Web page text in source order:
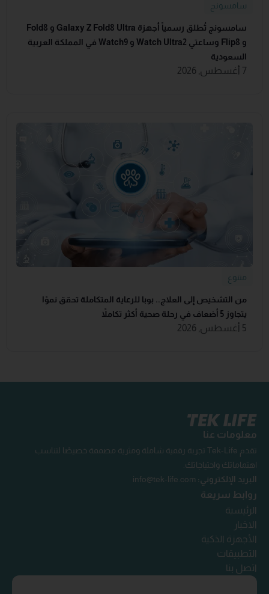
سامسونج
سامسونج تُطلق رسمياً أجهزة Galaxy Z Fold8 Ultra و Fold8
و Flip8 وساعتي Watch Ultra2 و Watch9 في المملكة العربية
السعودية
7 أغسطس, 2026
متنوع
من التشخيص إلى العلاج.. بوبا للرعاية المتكاملة تحقق نموًا
يتجاوز 5 أضعاف في رحلة صحية أكثر تكاملاً
5 أغسطس, 2026
معلومات عنا
تقدم Tek-Life تجربة رقمية شاملة ومثرية مصممة خصيصًا لتناسب
اهتماماتك واحتياجاتك.
البريد الإلكتروني: info@tek-life.com
روابط سريعة
الرئيسية
الاخبار
الأجهزة الذكية
التطبيقات
اتصل بنا